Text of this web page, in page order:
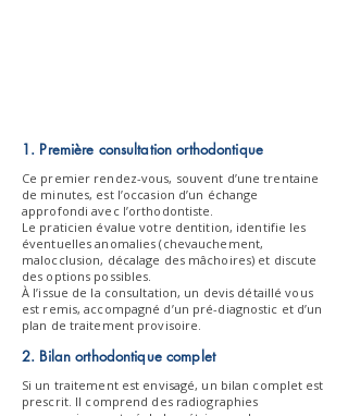
1. Première consultation orthodontique
Ce premier rendez-vous, souvent d’une trentaine
de minutes, est l’occasion d’un échange
approfondi avec l’orthodontiste.
Le praticien évalue votre dentition, identifie les
éventuelles anomalies (chevauchement,
malocclusion, décalage des mâchoires) et discute
des options possibles.
À l’issue de la consultation, un devis détaillé vous
est remis, accompagné d’un pré-diagnostic et d’un
plan de traitement provisoire.
2. Bilan orthodontique complet
Si un traitement est envisagé, un bilan complet est
prescrit. Il comprend des radiographies